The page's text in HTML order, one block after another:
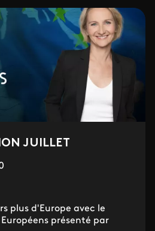
JUILLET
plus d'Europe avec le
présenté par